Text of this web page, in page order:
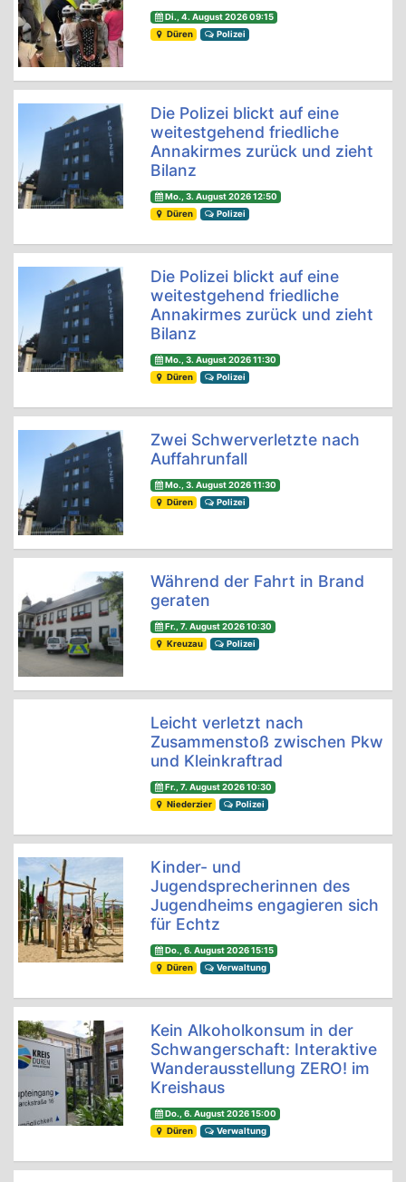
Di., 4. August 2026 09:15
Düren
Polizei
Die Polizei blickt auf eine
weitestgehend friedliche
Annakirmes zurück und zieht
Bilanz
Mo., 3. August 2026 12:50
Düren
Polizei
Die Polizei blickt auf eine
weitestgehend friedliche
Annakirmes zurück und zieht
Bilanz
Mo., 3. August 2026 11:30
Düren
Polizei
Zwei Schwerverletzte nach
Auffahrunfall
Mo., 3. August 2026 11:30
Düren
Polizei
Während der Fahrt in Brand
geraten
Fr., 7. August 2026 10:30
Kreuzau
Polizei
Leicht verletzt nach
Zusammenstoß zwischen Pkw
und Kleinkraftrad
Fr., 7. August 2026 10:30
Niederzier
Polizei
Kinder- und
Jugendsprecherinnen des
Jugendheims engagieren sich
für Echtz
Do., 6. August 2026 15:15
Düren
Verwaltung
Kein Alkoholkonsum in der
Schwangerschaft: Interaktive
Wanderausstellung ZERO! im
Kreishaus
Do., 6. August 2026 15:00
Düren
Verwaltung